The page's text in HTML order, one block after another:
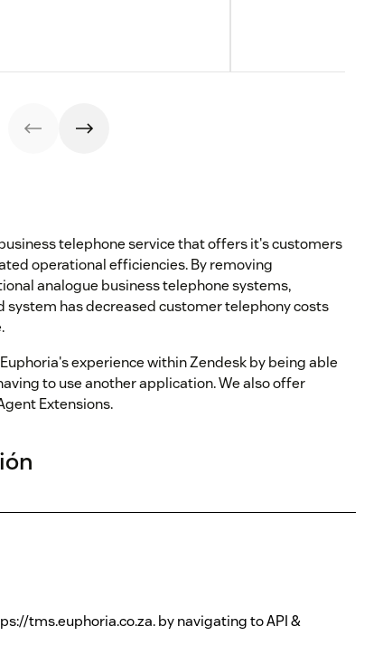
telephone service that offers it's customers
operational efficiencies. By removing
analogue business telephone systems,
has decreased customer telephony costs
experience within Zendesk by being able
to use another application. We also offer
Extensions.
tms.euphoria.co.za. by navigating to API &